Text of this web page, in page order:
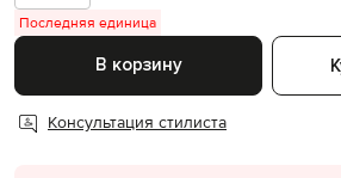
Последняя единица
В корзину
Консультация стилиста